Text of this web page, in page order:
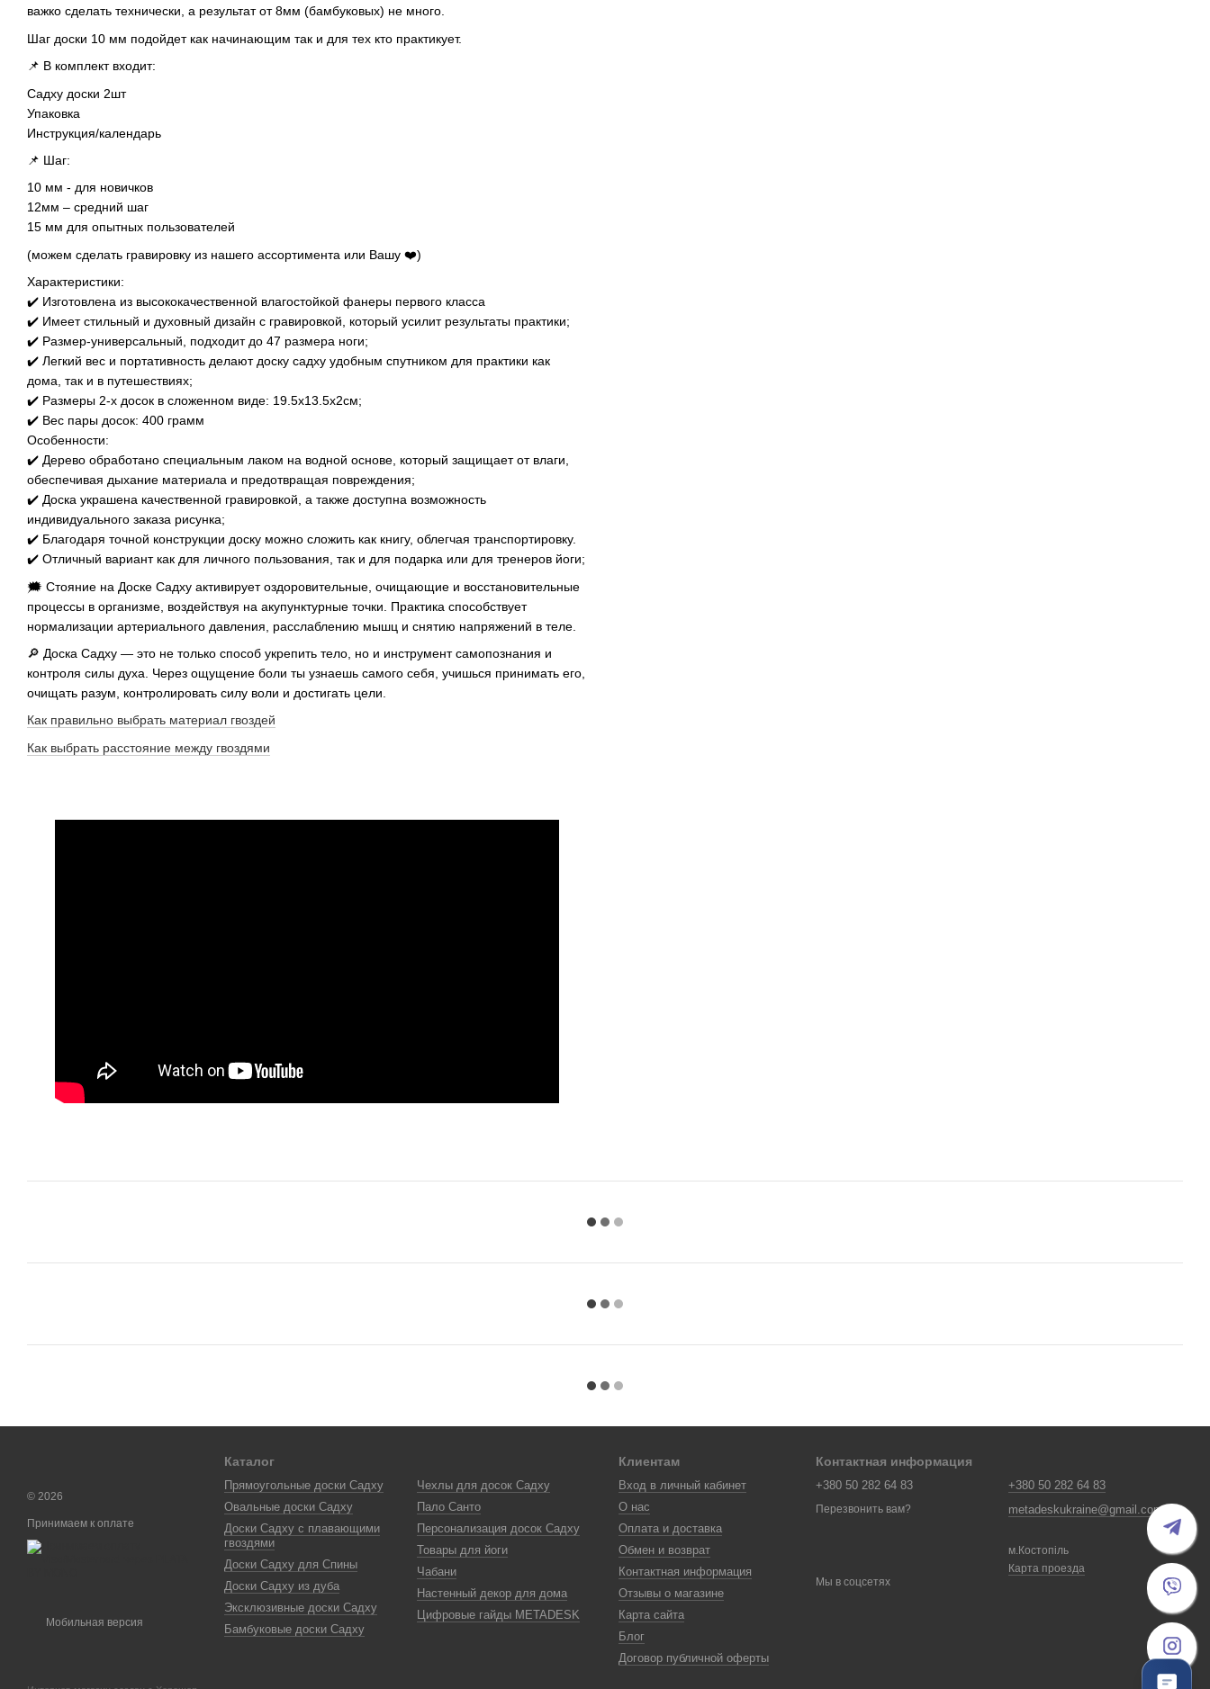
важко сделать технически, а результат от 8мм (бамбуковых) не много.
Шаг доски 10 мм подойдет как начинающим так и для тех кто практикует.
📌 В комплект входит:
Садху доски 2шт
Упаковка
Инструкция/календарь
📌 Шаг:
10 мм - для новичков
12мм – средний шаг
15 мм для опытных пользователей
(можем сделать гравировку из нашего ассортимента или Вашу ❤️)
Характеристики:
✔️ Изготовлена из высококачественной влагостойкой фанеры первого класса
✔️ Имеет стильный и духовный дизайн с гравировкой, который усилит результаты практики;
✔️ Размер-универсальный, подходит до 47 размера ноги;
✔️ Легкий вес и портативность делают доску садху удобным спутником для практики как
дома, так и в путешествиях;
✔️ Размеры 2-х досок в сложенном виде: 19.5х13.5х2см;
✔️ Вес пары досок: 400 грамм
Особенности:
✔️ Дерево обработано специальным лаком на водной основе, который защищает от влаги,
обеспечивая дыхание материала и предотвращая повреждения;
✔️ Доска украшена качественной гравировкой, а также доступна возможность
индивидуального заказа рисунка;
✔️ Благодаря точной конструкции доску можно сложить как книгу, облегчая транспортировку.
✔️ Отличный вариант как для личного пользования, так и для подарка или для тренеров йоги;
🗯 Стояние на Доске Садху активирует оздоровительные, очищающие и восстановительные
процессы в организме, воздействуя на акупунктурные точки. Практика способствует
нормализации артериального давления, расслаблению мышц и снятию напряжений в теле.
🔎 Доска Садху — это не только способ укрепить тело, но и инструмент самопознания и
контроля силы духа. Через ощущение боли ты узнаешь самого себя, учишься принимать его,
очищать разум, контролировать силу воли и достигать цели.
Как правильно выбрать материал гвоздей
Как выбрать расстояние между гвоздями
© 2026
Принимаем к оплате
Мобильная версия
Каталог
Прямоугольные доски Садху
Овальные доски Садху
Доски Садху с плавающими
гвоздями
Доски Садху для Спины
Доски Садху из дуба
Эксклюзивные доски Садху
Бамбуковые доски Садху
Чехлы для досок Садху
Пало Санто
Персонализация досок Садху
Товары для йоги
Чабани
Настенный декор для дома
Цифровые гайды METADESK
Клиентам
Вход в личный кабинет
О нас
Оплата и доставка
Обмен и возврат
Контактная информация
Отзывы о магазине
Карта сайта
Блог
Договор публичной оферты
Контактная информация
+380 50 282 64 83
Перезвонить вам?
+380 50 282 64 83
metadeskukraine@gmail.com
м.Костопіль
Карта проезда
Мы в соцсетях